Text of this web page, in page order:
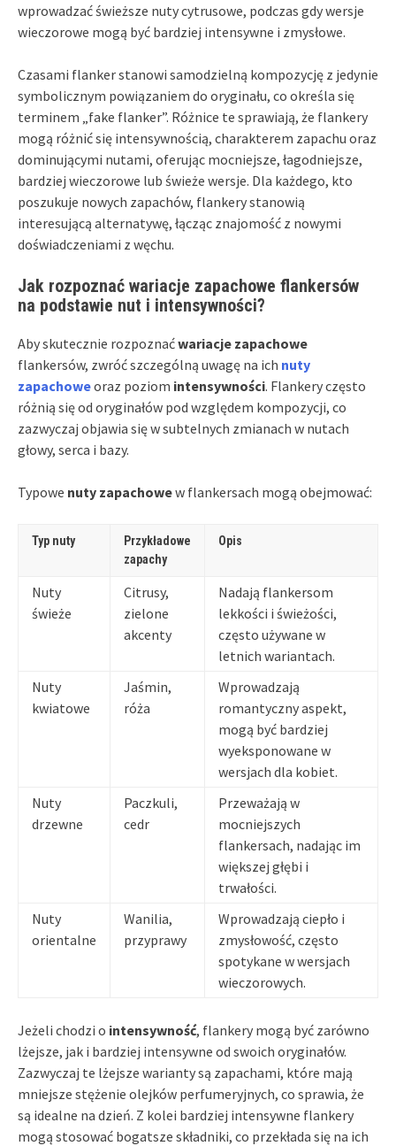
wprowadzać świeższe nuty cytrusowe, podczas gdy wersje
wieczorowe mogą być bardziej intensywne i zmysłowe.
Czasami flanker stanowi samodzielną kompozycję z jedynie
symbolicznym powiązaniem do oryginału, co określa się
terminem „fake flanker”. Różnice te sprawiają, że flankery
mogą różnić się intensywnością, charakterem zapachu oraz
dominującymi nutami, oferując mocniejsze, łagodniejsze,
bardziej wieczorowe lub świeże wersje. Dla każdego, kto
poszukuje nowych zapachów, flankery stanowią
interesującą alternatywę, łącząc znajomość z nowymi
doświadczeniami z węchu.
Jak rozpoznać wariacje zapachowe flankersów
na podstawie nut i intensywności?
Aby skutecznie rozpoznaćwariacje zapachowe
flankersów, zwróć szczególną uwagę na ich nuty
zapachoweoraz poziom intensywności. Flankery często
różnią się od oryginałów pod względem kompozycji, co
zazwyczaj objawia się w subtelnych zmianach w nutach
głowy, serca i bazy.
Typowe nuty zapachowew flankersach mogą obejmować:
Typ nuty
Przykładowe
zapachy
Opis
Nuty
świeże
Citrusy,
zielone
akcenty
Nadają flankersom
lekkości i świeżości,
często używane w
letnich wariantach.
Nuty
kwiatowe
Jaśmin,
róża
Wprowadzają
romantyczny aspekt,
mogą być bardziej
wyeksponowane w
wersjach dla kobiet.
Nuty
drzewne
Paczkuli,
cedr
Przeważają w
mocniejszych
flankersach, nadając im
większej głębi i
trwałości.
Nuty
orientalne
Wanilia,
przyprawy
Wprowadzają ciepło i
zmysłowość, często
spotykane w wersjach
wieczorowych.
Jeżeli chodzi o intensywność, flankery mogą być zarówno
lżejsze, jak i bardziej intensywne od swoich oryginałów.
Zazwyczaj te lżejsze warianty są zapachami, które mają
mniejsze stężenie olejków perfumeryjnych, co sprawia, że
są idealne na dzień. Z kolei bardziej intensywne flankery
mogą stosować bogatsze składniki, co przekłada się na ich